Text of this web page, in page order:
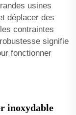
usines
déplacer des
contraintes
signifie
fonctionner
inoxydable